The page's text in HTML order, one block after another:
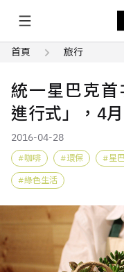
首頁 旅行
統一星巴克
進行式」，4
2016-04-28
咖啡 環保 星
綠色生活